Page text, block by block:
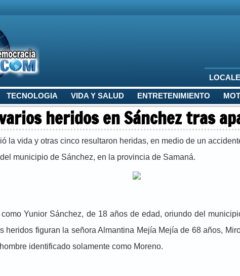
TECNOLOGIA VIDA Y SALUD ENTRETENIMIENTO
heridos en Sánchez tras
la vida y otras cinco resultaron heridas, en medio de un
municipio de Sánchez, en la provincia de Samaná.
Yunior Sánchez, de 18 años de edad, oriundo del
heridos figuran la señora Almantina Mejía Mejía de 68 años,
identificado solamente como Moreno.